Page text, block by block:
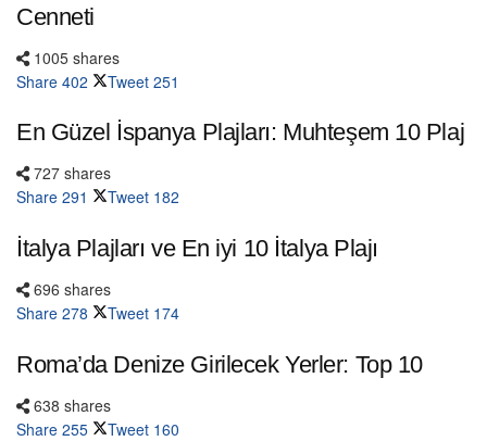
Cenneti
1005 shares
Share 402 Tweet 251
En Güzel İspanya Plajları: Muhteşem 10 Plaj
727 shares
Share 291 Tweet 182
İtalya Plajları ve En iyi 10 İtalya Plajı
696 shares
Share 278 Tweet 174
Roma’da Denize Girilecek Yerler: Top 10
638 shares
Share 255 Tweet 160